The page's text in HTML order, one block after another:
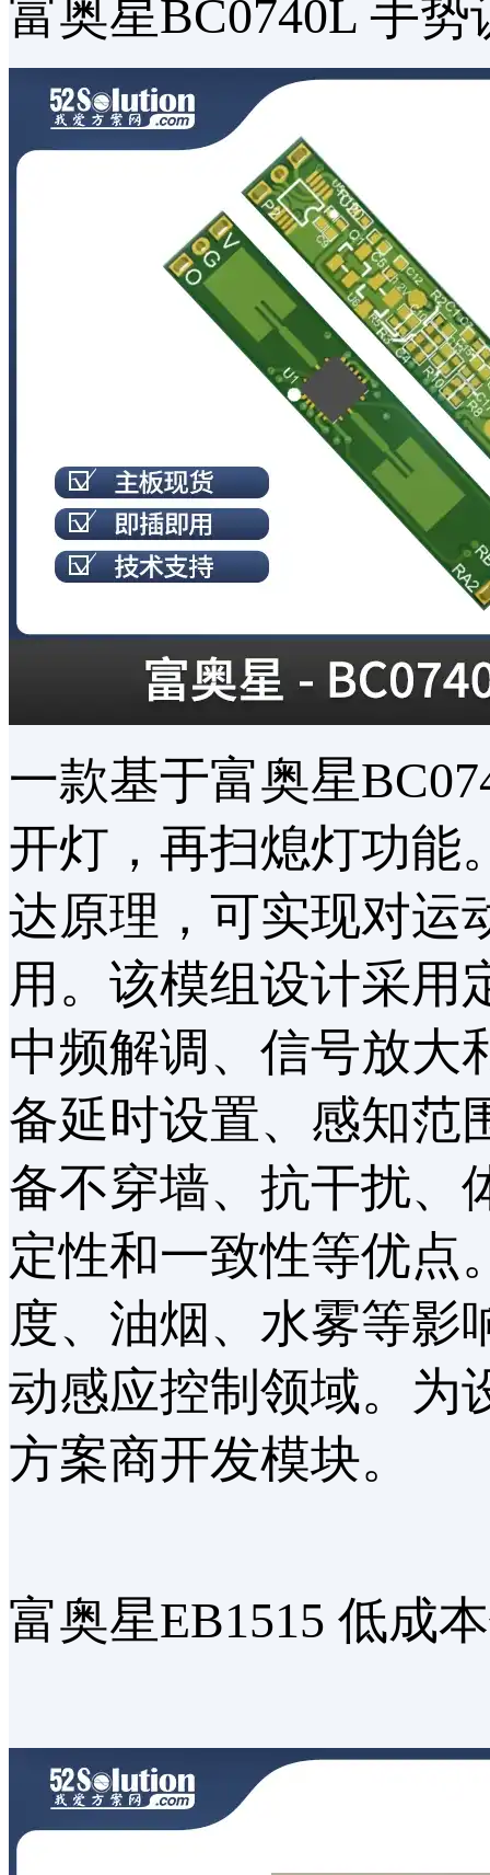
富奥星BC0740L 手
一款基于富奥星
开灯，再扫熄灯功能
达原理，可实现对运
用。该模组设计采用
中频解调、信号放大
备延时设置、感知范
备不穿墙、抗干扰、
定性和一致性等优点
度、油烟、水雾等影
动感应控制领域。为
方案商开发模块。
富奥星EB1515 低成